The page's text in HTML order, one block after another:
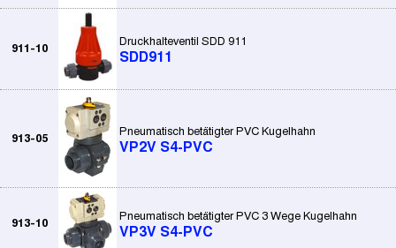
911-10
Druckhalteventil SDD 911
SDD911
913-05
Pneumatisch betätigter PVC Kugelhahn
VP2V S4-PVC
913-10
Pneumatisch betätigter PVC 3 Wege Kugelhahn
VP3V S4-PVC